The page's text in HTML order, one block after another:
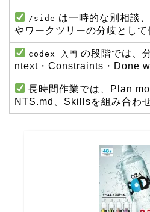
/side は一時的な別相談、
やワークツリーの分岐として
codex 入門 の段階では、
ntext・Constraints・Done
長時間作業では、Plan
NTS.md、Skillsを組み合わ